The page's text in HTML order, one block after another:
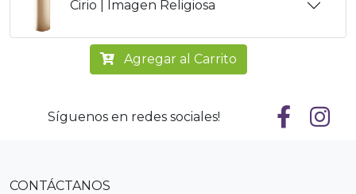
Cirio | Imagen Religiosa
Agregar al Carrito
Síguenos en redes sociales!
CONTÁCTANOS